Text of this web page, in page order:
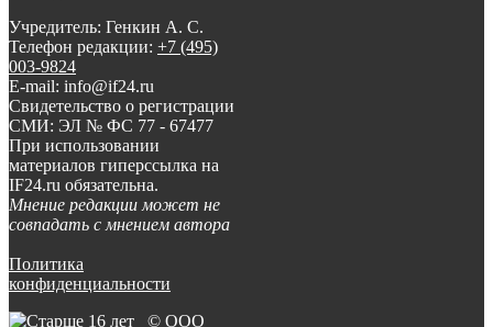
Учредитель: Генкин А. С.
Телефон редакции: +7 (495)
003-9824
E-mail: info@if24.ru
Свидетельство о регистрации
СМИ: ЭЛ № ФС 77 - 67477
При использовании
материалов гиперссылка на
IF24.ru обязательна.
Мнение редакции может не
совпадать с мнением автора
Политика
конфиденциальности
© ООО